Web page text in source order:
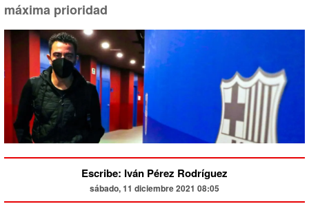
máxima prioridad
Escribe: Iván Pérez Rodríguez
sábado, 11 diciembre 2021 08:05